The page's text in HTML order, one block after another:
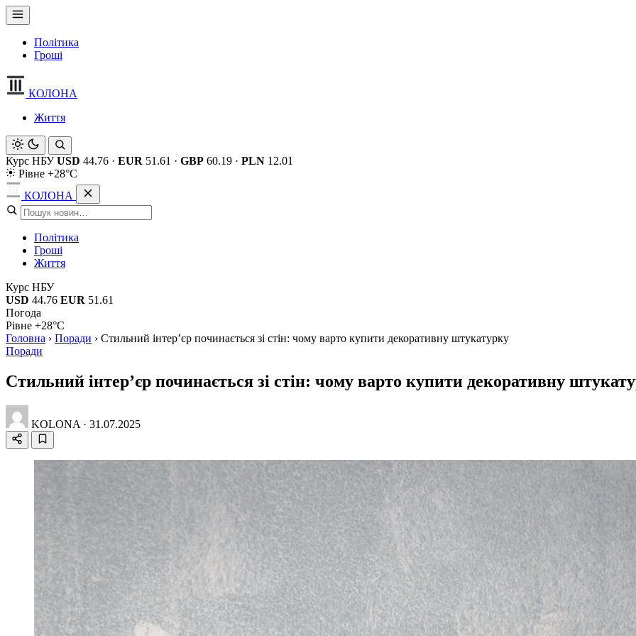
Політика
Гроші
КОЛОНА
Життя
Курс НБУ USD 44.76 · EUR 51.61 · GBP 60.19 · PLN 12.01
Рівне +28°C
КОЛОНА
Політика
Гроші
Життя
Курс НБУ
USD 44.76 EUR 51.61
Погода
Рівне +28°C
Головна › Поради › Стильний інтер’єр починається зі стін: чому варто купити декоративну штукатурку
Поради
Стильний інтер’єр починається зі стін: чому варто купити декоративну
KOLONA · 31.07.2025